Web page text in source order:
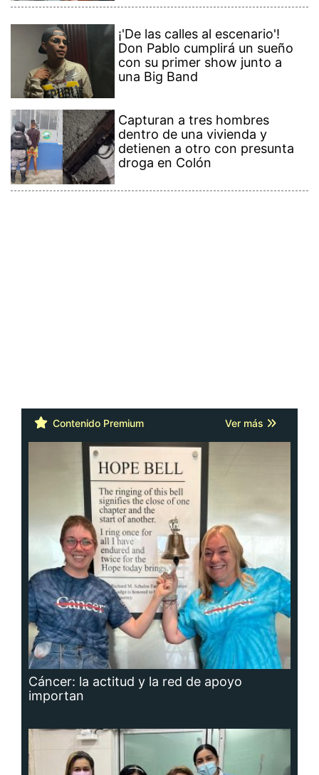
¡'De las calles al escenario'!
Don Pablo cumplirá un sueño
con su primer show junto a
una Big Band
Capturan a tres hombres
dentro de una vivienda y
detienen a otro con presunta
droga en Colón
Contenido Premium Ver más
Cáncer: la actitud y la red de apoyo
importan